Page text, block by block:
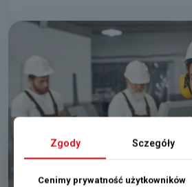
Zgody Sczegóły
Cenimy prywatność użytkowników